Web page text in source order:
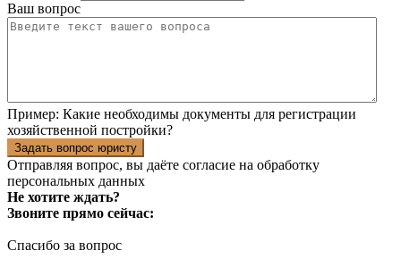
Ваш вопрос
Пример: Какие необходимы документы для регистрации
хозяйственной постройки?
Задать вопрос юристу
Отправляя вопрос, вы даёте согласие на обработку
персональных данных
Не хотите ждать?
Звоните прямо сейчас:
Спасибо за вопрос